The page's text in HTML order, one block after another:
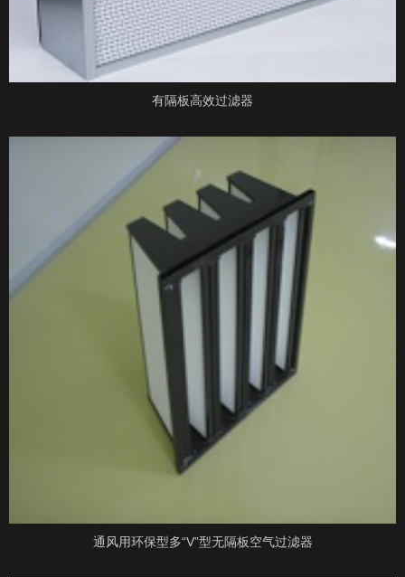
有隔板高效过滤器
通风用环保型多“V”型无隔板空气过滤器